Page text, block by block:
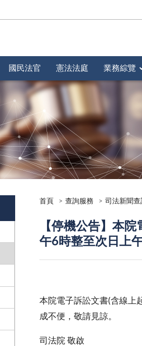
國民法官 憲法法庭 業務綜覽
首頁 查詢服務 司法新聞查
【停機公告】本
午6時整至次日上
本院電子訴訟文書(含線上
成不便，敬請見諒。
司法院 敬啟